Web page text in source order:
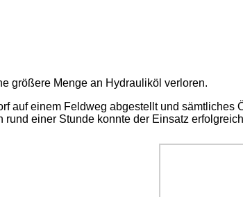
größere Menge an Hydrauliköl verloren.
auf einem Feldweg abgestellt und sämtliches
einer Stunde konnte der Einsatz